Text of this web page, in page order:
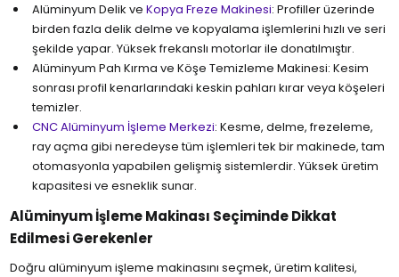
Alüminyum Delik veKopya Freze Makinesi: Profiller üzerinde
birden fazla delik delme ve kopyalama işlemlerini hızlı ve seri
şekilde yapar. Yüksek frekanslı motorlar ile donatılmıştır.
Alüminyum Pah Kırma ve Köşe Temizleme Makinesi: Kesim
sonrası profil kenarlarındaki keskin pahları kırar veya köşeleri
temizler.
CNC Alüminyum İşleme Merkezi: Kesme, delme, frezeleme,
ray açma gibi neredeyse tüm işlemleri tek bir makinede, tam
otomasyonla yapabilen gelişmiş sistemlerdir. Yüksek üretim
kapasitesi ve esneklik sunar.
Alüminyum İşleme Makinası Seçiminde Dikkat
Edilmesi Gerekenler
Doğru alüminyum işleme makinasını seçmek, üretim kalitesi,